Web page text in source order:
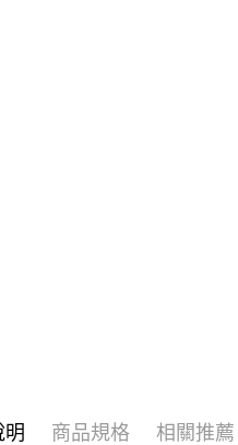
明 商品規格 相關推薦